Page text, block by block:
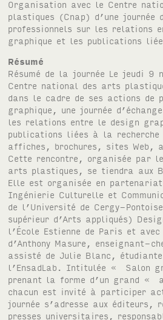
Organisation avec le Centre
plastiques (Cnap) d’une journée
professionnels sur les relations
graphique et les publications
Résumé
Résumé de la journée Le jeudi 9
Centre national des arts
dans le cadre de ses actions de
graphique, une journée
les relations entre le design
publications liées à la
affiches, brochures, sites Web,
Cette rencontre, organisée par
arts plastiques, se tiendra aux
Elle est organisée en
Ingénierie Culturelle et
de l’Université de Cergy-
supérieur d’Arts appliqués)
l’École Estienne de Paris et
d’Anthony Masure, enseignant-
assisté de Julie Blanc,
l’EnsadLab. Intitulée « Salon
prenant la forme d’un grand «
chacun est invité à participer
journée s’adresse aux éditeurs,
presses universitaires,